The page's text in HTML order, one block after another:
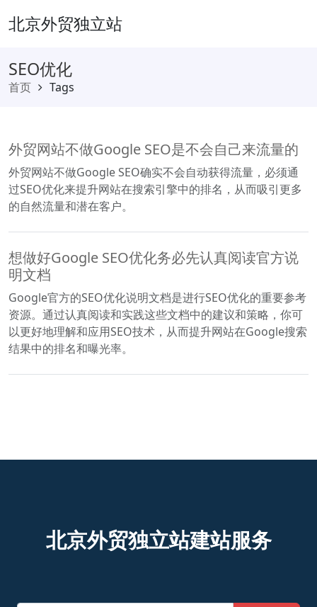
北京外贸独立站
SEO优化
首页 Tags
外贸网站不做Google SEO是不会自己来流量的
外贸网站不做Google SEO确实不会自动获得流量，必须通
过SEO优化来提升网站在搜索引擎中的排名，从而吸引更多
的自然流量和潜在客户。
想做好Google SEO优化务必先认真阅读官方说
明文档
Google官方的SEO优化说明文档是进行SEO优化的重要参考
资源。通过认真阅读和实践这些文档中的建议和策略，你可
以更好地理解和应用SEO技术，从而提升网站在Google搜索
结果中的排名和曝光率。
北京外贸独立站建站服务